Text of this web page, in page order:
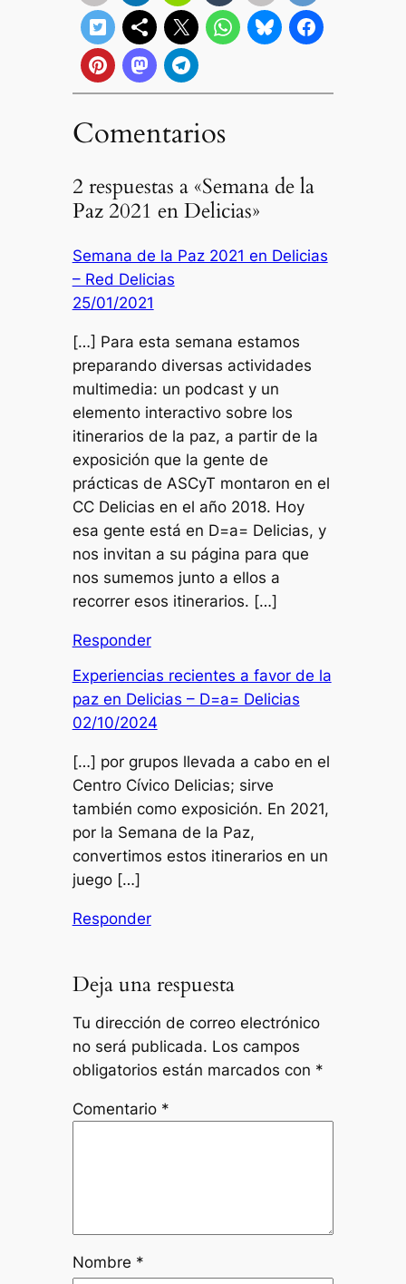
Comentarios
2 respuestas a «Semana de la
Paz 2021 en Delicias»
Semana de la Paz 2021 en Delicias
– Red Delicias
25/01/2021
[…] Para esta semana estamos
preparando diversas actividades
multimedia: un podcast y un
elemento interactivo sobre los
itinerarios de la paz, a partir de la
exposición que la gente de
prácticas de ASCyT montaron en el
CC Delicias en el año 2018. Hoy
esa gente está en D=a= Delicias, y
nos invitan a su página para que
nos sumemos junto a ellos a
recorrer esos itinerarios. […]
Responder
Experiencias recientes a favor de la
paz en Delicias – D=a= Delicias
02/10/2024
[…] por grupos llevada a cabo en el
Centro Cívico Delicias; sirve
también como exposición. En 2021,
por la Semana de la Paz,
convertimos estos itinerarios en un
juego […]
Responder
Deja una respuesta
Tu dirección de correo electrónico
no será publicada. Los campos
obligatorios están marcados con *
Comentario *
Nombre *